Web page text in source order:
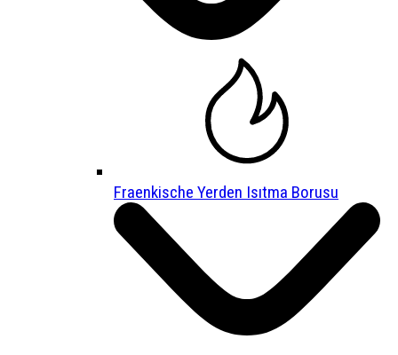
Fraenkische Yerden Isıtma Borusu